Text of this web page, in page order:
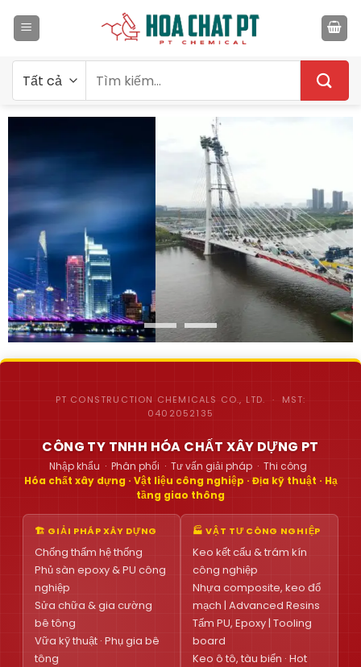
qua
kiếm:
PT CONSTRUCTION CHEMICALS CO., LTD. · MST:
0402052135
CÔNG TY TNHH HÓA CHẤT XÂY DỰNG PT
Nhập khẩu · Phân phối · Tư vấn giải pháp · Thi công
Hóa chất xây dựng · Vật liệu công nghiệp · Địa kỹ thuật · Hạ
tầng giao thông
🏗 GIẢI PHÁP XÂY DỰNG
Chống thấm hệ thống
Phủ sàn epoxy & PU công
nghiệp
Sửa chữa & gia cường
bê tông
Vữa kỹ thuật · Phụ gia bê
tông
🏭 VẬT TƯ CÔNG NGHIỆP
Keo kết cấu & trám kín
công nghiệp
Nhựa composite, keo đổ
mạch | Advanced Resins
Tấm PU, Epoxy | Tooling
board
Keo ô tô, tàu biển · Hot